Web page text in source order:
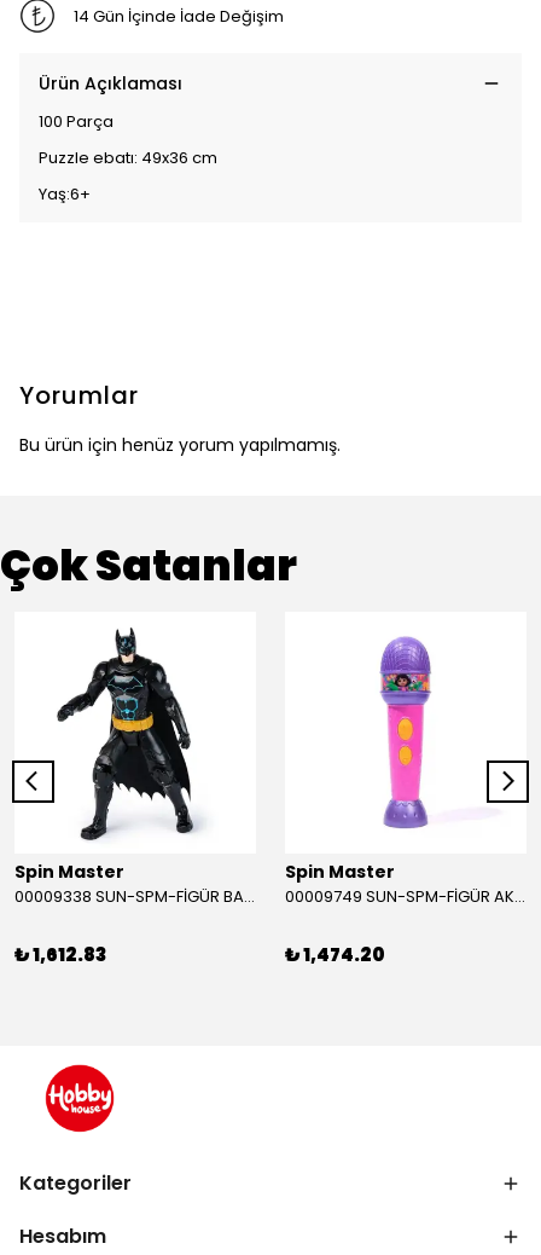
14 Gün İçinde İade Değişim
Ürün Açıklaması
100 Parça
Puzzle ebatı: 49x36 cm
Yaş:6+
Yorumlar
Bu ürün için henüz yorum yapılmamış.
Çok Satanlar
Spin Master
00009338 SUN-SPM-FİGÜR BATMAN NİNJA STRIKE 30 CM. EXC.
₺ 1,612.83
Spin Master
00009749 SUN-SPM-FİGÜR AKS. DORA MİKROFON YAĞMUR ORMANI RİTMİ (DORA) SESLİ
₺ 1,474.20
Kategoriler
Hesabım